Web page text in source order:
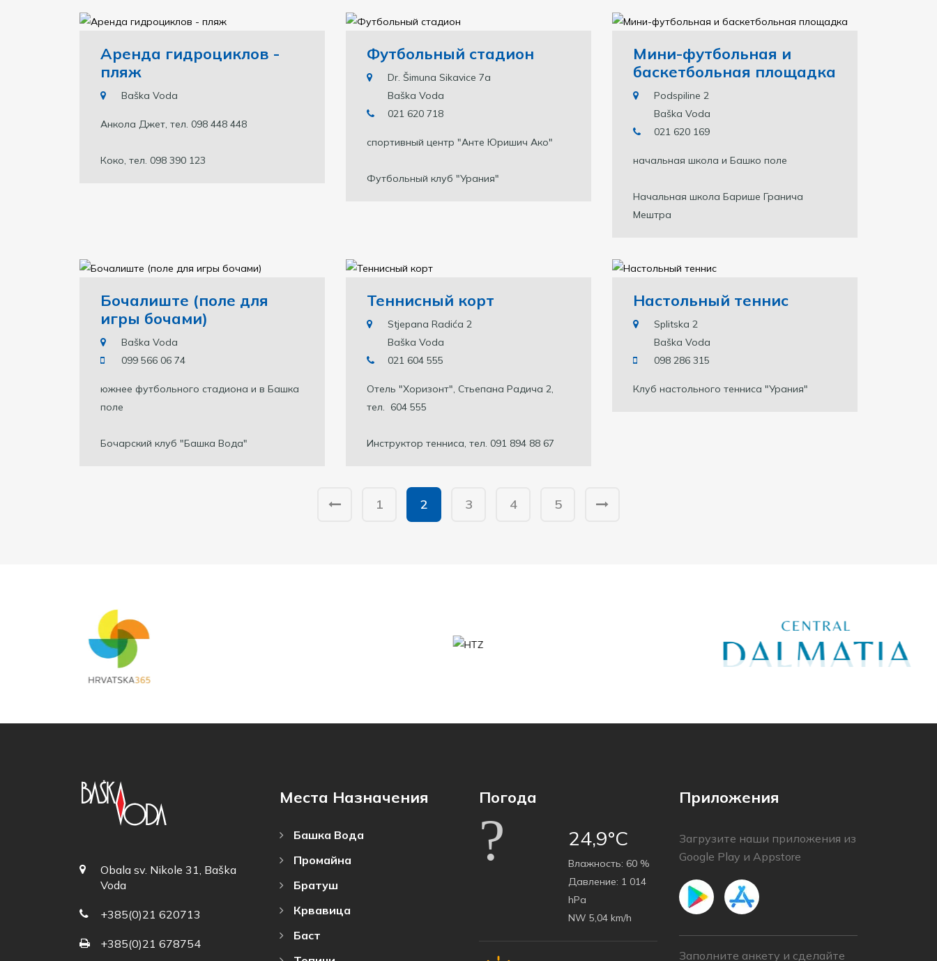
Аренда гидроциклов -
пляж
Baška Voda
Анкола Джет, тел. 098 448 448
Коко, тел. 098 390 123
Футбольный стадион
Dr. Šimuna Sikavice 7a
Baška Voda
021 620 718
спортивный центр "Анте Юришич Ако"
Футбольный клуб "Урания"
Мини-футбольная и
баскетбольная площадка
Podspiline 2
Baška Voda
021 620 169
начальная школа и Башко поле
Начальная школа Барише Гранича
Мештра
Бочалиште (поле для
игры бочами)
Baška Voda
099 566 06 74
южнее футбольного стадиона и в Башка
поле
Бочарский клуб "Башка Вода"
Теннисный корт
Stjepana Radića 2
Baška Voda
021 604 555
Отель "Хоризонт", Стьепана Радича 2,
тел. 604 555
Инструктор тенниса, тел. 091 894 88 67
Настольный теннис
Splitska 2
Baška Voda
098 286 315
Клуб настольного тенниса "Урания"
1 2 3 4 5
Obala sv. Nikole 31, Baška
Voda
+385(0)21 620713
+385(0)21 678754
Места Назначения
Башка Bода
Промайна
Братуш
Крвавица
Баст
Погода
24,9°C
Bлажность: 60 %
Давление: 1 014
hPa
NW 5,04 km/h
Приложения
Загрузите наши приложения из
Google Play и Appstore
Заполните анкету и сделайте